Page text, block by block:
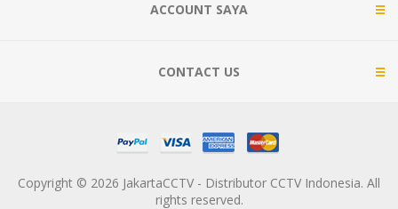
ACCOUNT SAYA
CONTACT US
Copyright © 2026 JakartaCCTV - Distributor CCTV Indonesia. All
rights reserved.